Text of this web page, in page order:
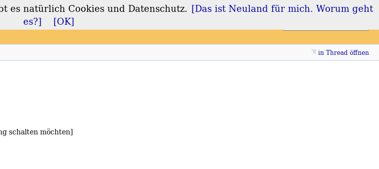
Login Registrieren
in Thread öffnen
schalten möchten]
es natürlich Cookies und Datenschutz. [Das ist Neuland für mich. Worum geht
es?]
[OK]